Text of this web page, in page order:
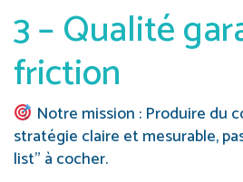
3 – Qualité
friction
Notre mission : Produire du
stratégie claire et mesurable,
list” à cocher.